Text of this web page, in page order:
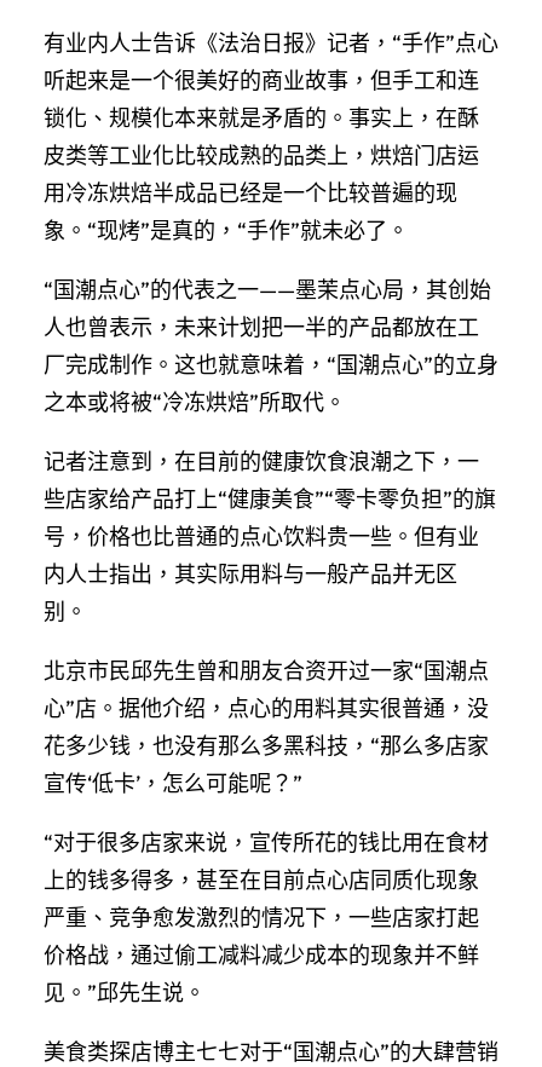
有业内人士告诉《法治日报》记者，“手作”点心
听起来是一个很美好的商业故事，但手工和连
锁化、规模化本来就是矛盾的。事实上，在酥
皮类等工业化比较成熟的品类上，烘焙门店运
用冷冻烘焙半成品已经是一个比较普遍的现
象。“现烤”是真的，“手作”就未必了。
“国潮点心”的代表之一——墨茉点心局，其创始
人也曾表示，未来计划把一半的产品都放在工
厂完成制作。这也就意味着，“国潮点心”的立身
之本或将被“冷冻烘焙”所取代。
记者注意到，在目前的健康饮食浪潮之下，一
些店家给产品打上“健康美食”“零卡零负担”的旗
号，价格也比普通的点心饮料贵一些。但有业
内人士指出，其实际用料与一般产品并无区
别。
北京市民邱先生曾和朋友合资开过一家“国潮点
心”店。据他介绍，点心的用料其实很普通，没
花多少钱，也没有那么多黑科技，“那么多店家
宣传‘低卡’，怎么可能呢？”
“对于很多店家来说，宣传所花的钱比用在食材
上的钱多得多，甚至在目前点心店同质化现象
严重、竞争愈发激烈的情况下，一些店家打起
价格战，通过偷工减料减少成本的现象并不鲜
见。”邱先生说。
美食类探店博主七七对于“国潮点心”的大肆营销